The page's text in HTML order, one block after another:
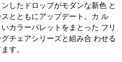
したドロップがモダンな新色 と
とともにアップデート。カ ル
カラーパレットをまとった フリ
チェアシリーズと組み合 わせる
す。